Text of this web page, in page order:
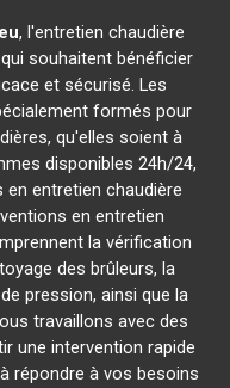
, l'entretien chaudière
souhaitent bénéficier
et sécurisé. Les
formés pour
qu'elles soient à
disponibles 24h/24,
entretien chaudière
en entretien
la vérification
des brûleurs, la
pression, ainsi que la
travaillons avec des
une intervention rapide
répondre à vos besoins